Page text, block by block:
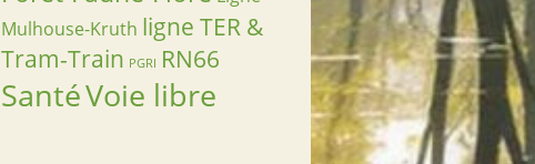
Mulhouse-Kruth ligne TER &
Tram-Train PGRI RN66
SantéVoie libre